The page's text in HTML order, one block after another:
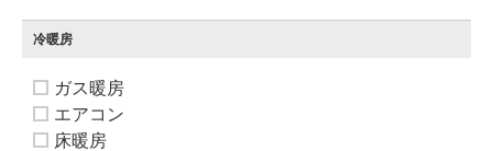
冷暖房
ガス暖房
エアコン
床暖房